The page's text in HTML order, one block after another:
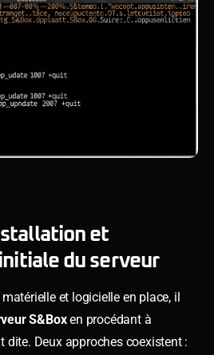
et
du serveur
et logicielle en place, il
S&Boxen procédant à
dite. Deux approches coexistent :